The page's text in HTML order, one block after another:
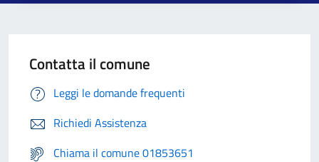
Contatta il comune
Leggi le domande frequenti
Richiedi Assistenza
Chiama il comune 01853651